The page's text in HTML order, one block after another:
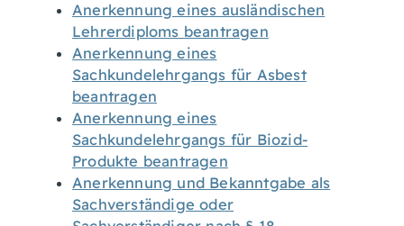
Anerkennung eines ausländischen
Lehrerdiploms beantragen
Anerkennung eines
Sachkundelehrgangs für Asbest
beantragen
Anerkennung eines
Sachkundelehrgangs für Biozid-
Produkte beantragen
Anerkennung und Bekanntgabe als
Sachverständige oder